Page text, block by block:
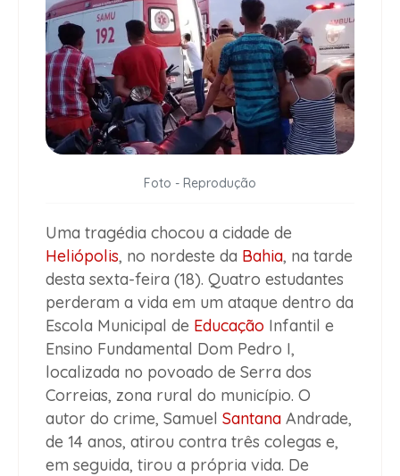
Foto - Reprodução
Uma tragédia chocou a cidade de
Heliópolis, no nordeste da Bahia, na tarde
desta sexta-feira (18). Quatro estudantes
perderam a vida em um ataque dentro da
Escola Municipal de Educação Infantil e
Ensino Fundamental Dom Pedro I,
localizada no povoado de Serra dos
Correias, zona rural do município. O
autor do crime, Samuel Santana Andrade,
de 14 anos, atirou contra três colegas e,
em seguida, tirou a própria vida. De